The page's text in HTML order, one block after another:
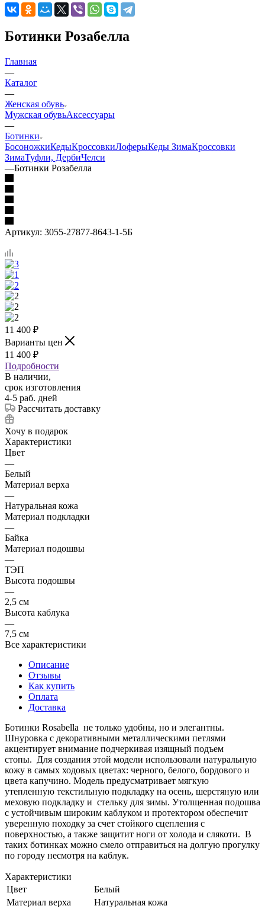
Ботинки Розабелла
Главная
—
Каталог
—
Женская обувь
Мужская обувьАксессуары
—
Ботинки
БосоножкиКедыКроссовкиЛоферыКеды ЗимаКроссовки
ЗимаТуфли, ДербиЧелси
—Ботинки Розабелла
Артикул: 3055-27877-8643-1-5Б
11 400 ₽
Варианты цен
11 400 ₽
Подробности
В наличии,
срок изготовления
4-5 раб. дней
Рассчитать доставку
Хочу в подарок
Характеристики
Цвет
—
Белый
Материал верха
—
Натуральная кожа
Материал подкладки
—
Байка
Материал подошвы
—
ТЭП
Высота подошвы
—
2,5 см
Высота каблука
—
7,5 см
Все характеристики
Описание
Отзывы
Как купить
Оплата
Доставка
Ботинки Rosabella не только удобны, но и элегантны.
Шнуровка с декоративными металлическими петлями
акцентирует внимание подчеркивая изящный подъем
стопы. Для создания этой модели использовали натуральную
кожу в самых ходовых цветах: черного, белого, бордового и
цвета капучино. Модель предусматривает мягкую
утепленную текстильную подкладку на осень, шерстяную или
меховую подкладку и стельку для зимы. Утолщенная подошва
с устойчивым широким каблуком и протектором обеспечит
уверенную походку за счет стойкого сцепления с
поверхностью, а также защитит ноги от холода и слякоти. В
таких ботинках можно смело отправиться на долгую прогулку
по городу несмотря на каблук.
Характеристики
Цвет
Белый
Материал верха
Натуральная кожа